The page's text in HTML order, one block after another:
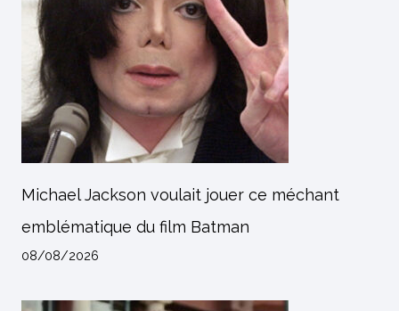
Michael Jackson voulait jouer ce méchant
emblématique du film Batman
08/08/2026